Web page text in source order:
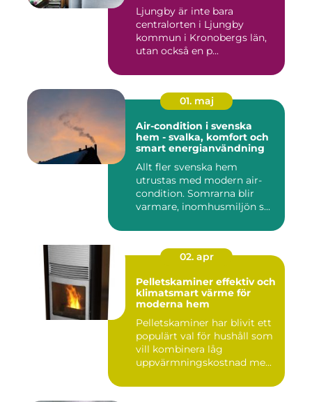
Ljungby är inte bara
centralorten i Ljungby
kommun i Kronobergs län,
utan också en p...
01. maj
Air-condition i svenska
hem - svalka, komfort och
smart energianvändning
Allt fler svenska hem
utrustas med modern air-
condition. Somrarna blir
varmare, inomhusmiljön s...
02. apr
Pelletskaminer effektiv och
klimatsmart värme för
moderna hem
Pelletskaminer har blivit ett
populärt val för hushåll som
vill kombinera låg
uppvärmningskostnad me...